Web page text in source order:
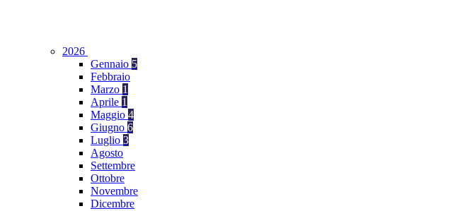
2026
Gennaio 5
Febbraio
Marzo 1
Aprile 1
Maggio 4
Giugno 6
Luglio 3
Agosto
Settembre
Ottobre
Novembre
Dicembre